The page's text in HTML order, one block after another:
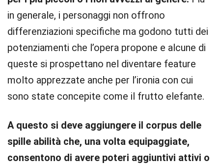
in generale, i personaggi non offrono
differenziazioni specifiche ma godono tutti dei
potenziamenti che l’opera propone e alcune di
queste si prospettano nel diventare feature
molto apprezzate anche per l’ironia con cui
sono state concepite come il frutto elefante.
A questo si deve aggiungere il corpus delle
spille abilità che, una volta equipaggiate,
consentono di avere poteri aggiuntivi attivi o